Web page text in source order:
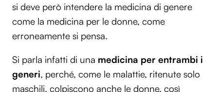
si deve però intendere la medicina di genere
come la medicina per le donne, come
erroneamente si pensa.
Si parla infatti di una medicina per entrambi i
generi, perché, come le malattie, ritenute solo
maschili, colpiscono anche le donne, così